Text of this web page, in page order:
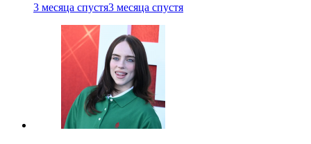
3 месяца спустя3 месяца спустя